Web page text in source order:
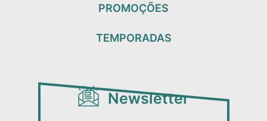
PROMOÇÕES
TEMPORADAS
Newsletter